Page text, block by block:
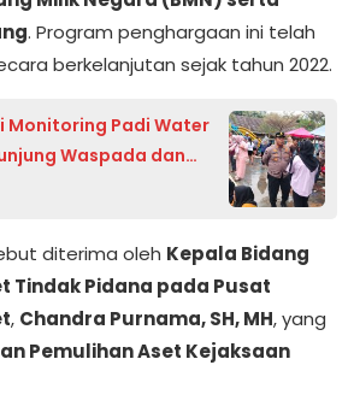
. Program penghargaan ini telah
berkelanjutan sejak tahun 2022.
Monitoring Padi Water
Waspada dan
diterima oleh Kepala Bidang
Tindak Pidana pada Pusat
, Chandra Purnama, SH, MH, yang
Pemulihan Aset Kejaksaan